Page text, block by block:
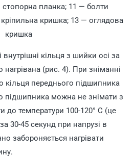
стопорна планка; 11 — болти
кришка; 13 — оглядова
кришка
кільця з шийки осі за
(рис. 4). При зніманні
кільця переднього підшипника
підшипника можна не знімати з
до температури 100-120° С (це
30-45 секунд при напрузі в
забороняється нагрівати